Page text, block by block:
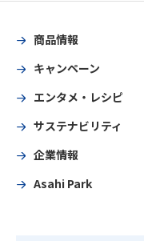
商品情報
キャンペーン
エンタメ・レシピ
サステナビリティ
企業情報
Asahi Park